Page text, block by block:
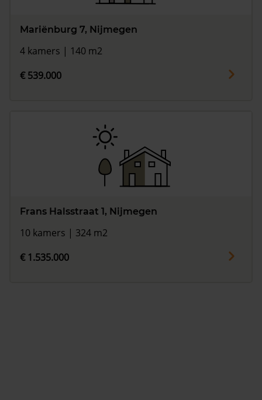
Mariënburg 7, Nijmegen
4 kamers | 140 m2
€ 539.000
Frans Halsstraat 1, Nijmegen
10 kamers | 324 m2
€ 1.535.000